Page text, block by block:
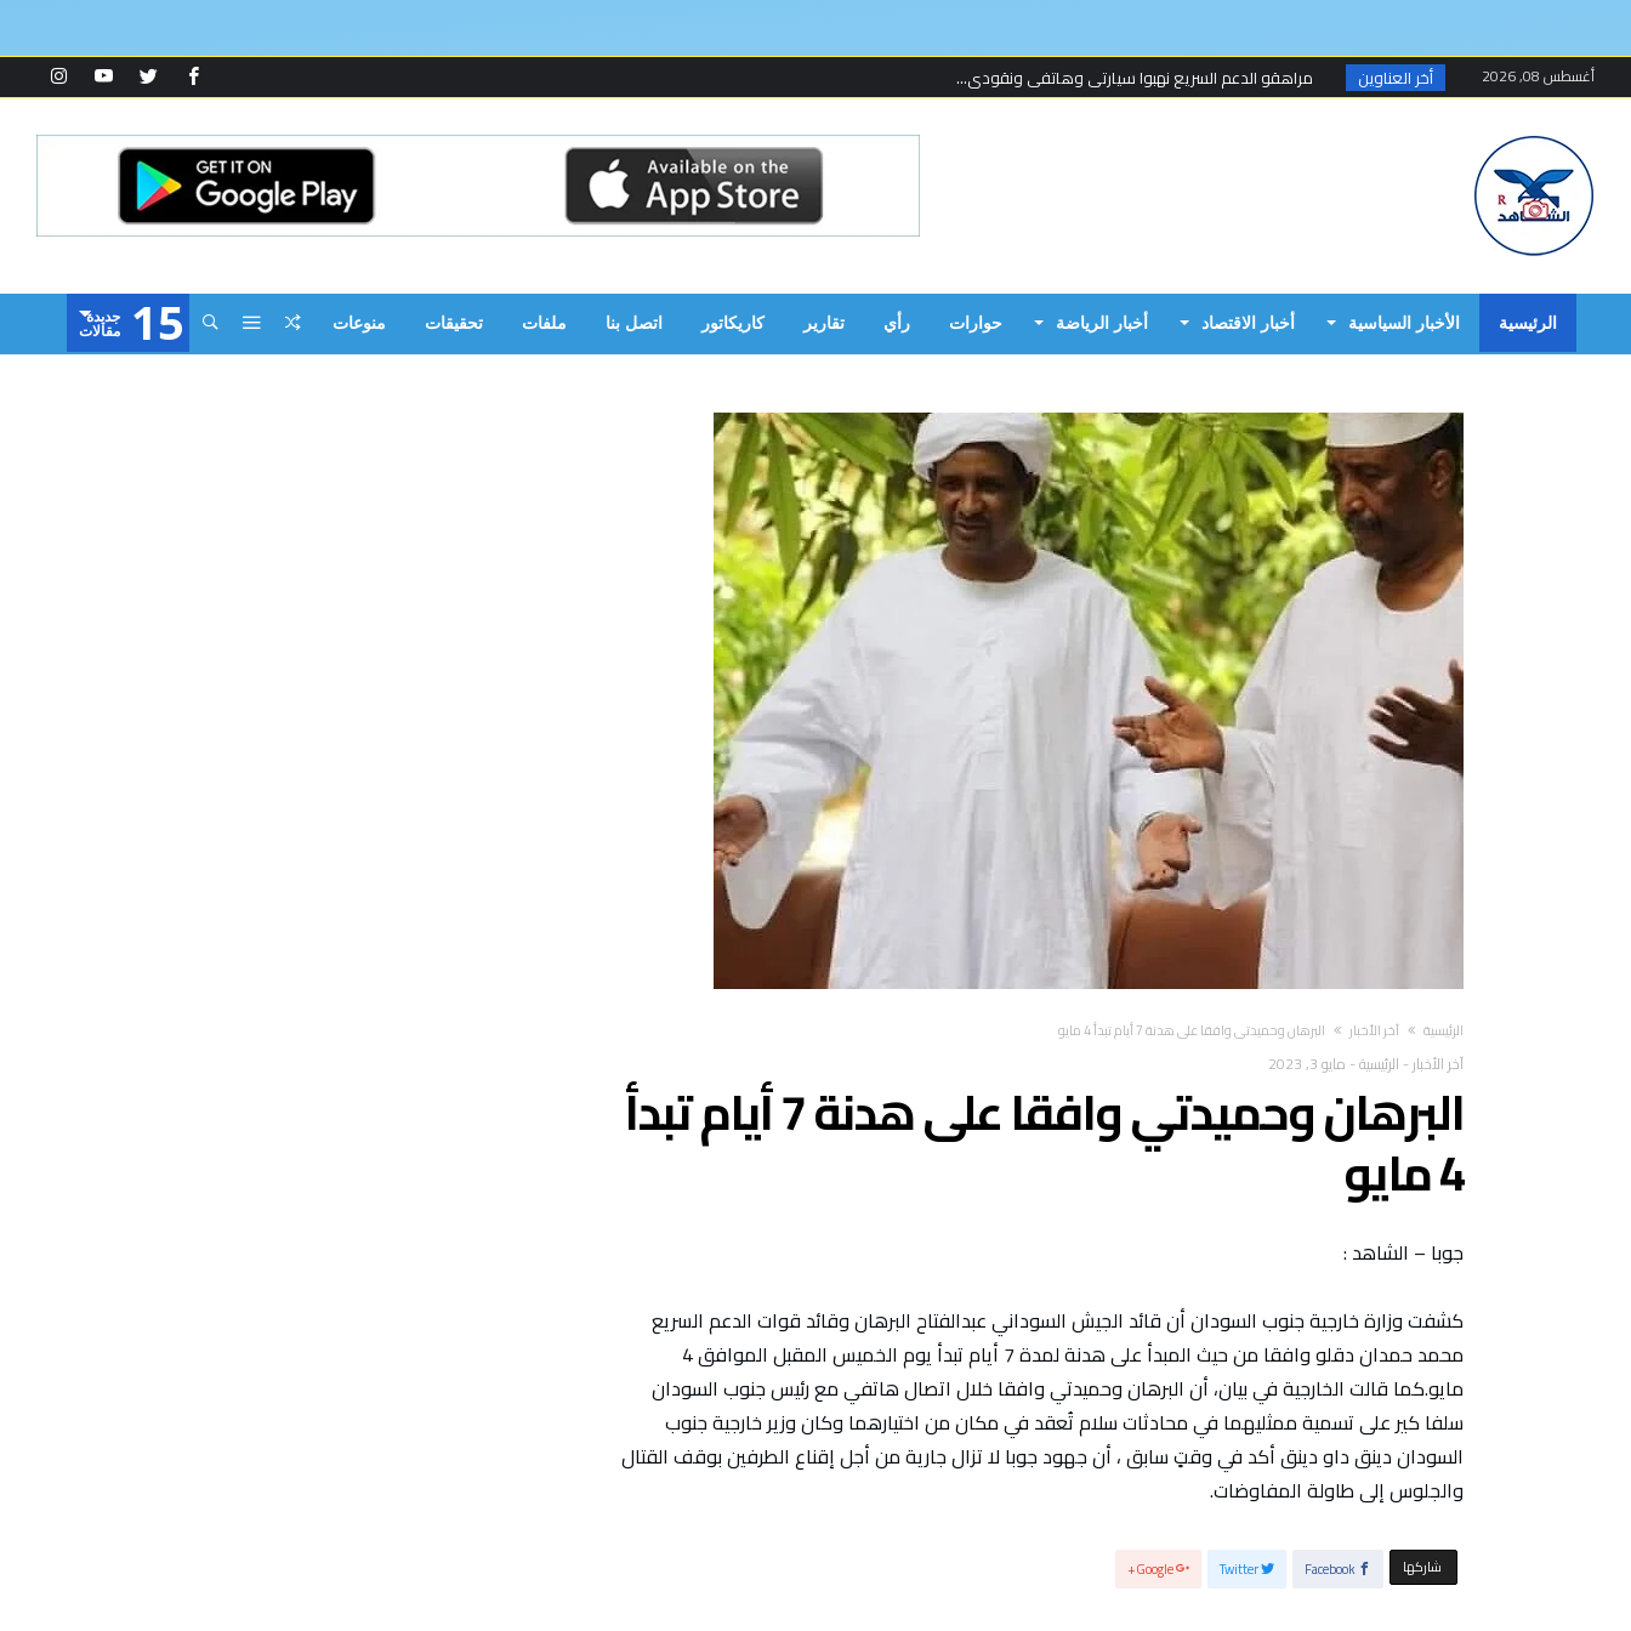
أغسطس 08, 2026 أخر العناوين
مراهقو الدعم السريع نهبوا سيارتي وهاتفي ونقودي...
الرئيسية الأخبار السياسية أخبار الاقتصاد أخبار الرياضة حوارات رأي تقارير كاريكاتور اتصل بنا ملفات تحقيقات منوعات 15 ‫جديدة‬
‫مقالات‬
‫الرئيسية‬ آخر الأخبار البرهان وحميدتي وافقا على هدنة 7 أيام تبدأ 4 مايو
آخر الأخبار- الرئيسية- مايو 3, 2023
البرهان وحميدتي وافقا على هدنة 7 أيام تبدأ
4 مايو
جوبا – الشاهد :
كشفت وزارة خارجية جنوب السودان أن قائد الجيش السوداني عبدالفتاح البرهان وقائد قوات الدعم السريع
محمد حمدان دقلو وافقا من حيث المبدأ على هدنة لمدة 7 أيام تبدأ يوم الخميس المقبل الموافق 4
مايو.كما قالت الخارجية في بيان، أن البرهان وحميدتي وافقا خلال اتصال هاتفي مع رئيس جنوب السودان
سلفا كير على تسمية ممثليهما في محادثات سلام تُعقد في مكان من اختيارهما وكان وزير خارجية جنوب
السودان دينق داو دينق أكد في وقتٍ سابق ، أن جهود جوبا لا تزال جارية من أجل إقناع الطرفين بوقف القتال
والجلوس إلى طاولة المفاوضات.
‫‫ شاركها‬ Facebook
Twitter
Google+